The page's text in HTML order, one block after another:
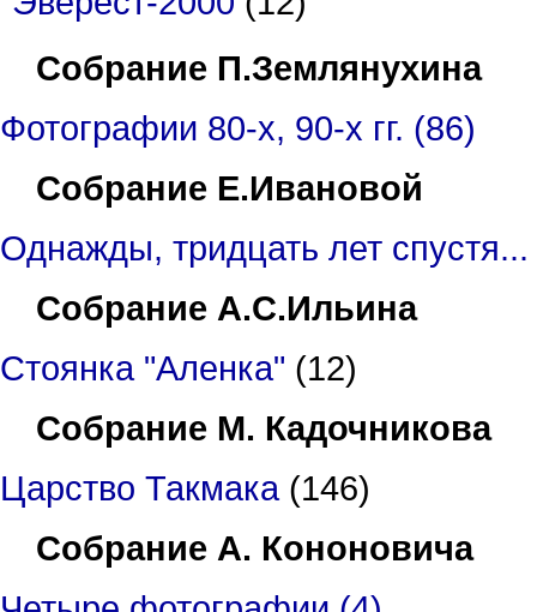
Собрание П.Землянухина
Фотографии 80-х, 90-х гг. (86)
Собрание Е.Ивановой
Однажды, тридцать лет спустя...
Собрание А.С.Ильина
Стоянка "Аленка" (12)
Собрание М. Кадочникова
Царство Такмака(146)
Собрание А. Кононовича